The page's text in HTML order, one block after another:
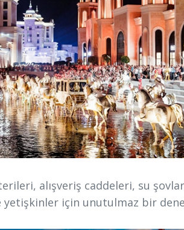
alışveriş caddeleri, su
için unutulmaz bir